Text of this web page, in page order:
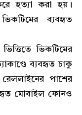
হত্যা করা হয়।
ব্যবহৃত
ভিকটিমের
ব্যবহৃত চাকু
পাশের
মোবাইল ফোনও